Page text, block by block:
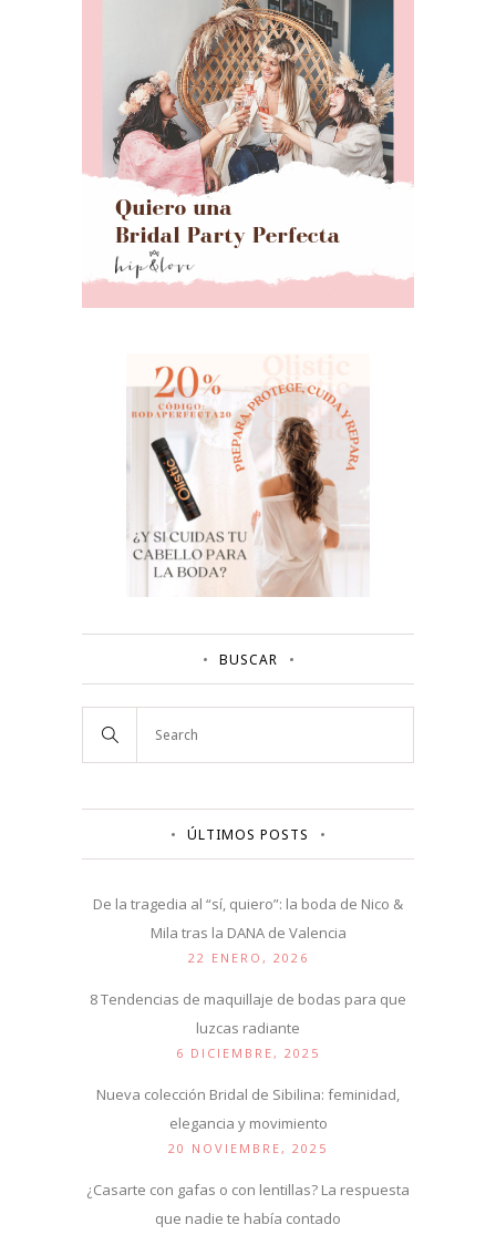
BUSCAR
ÚLTIMOS POSTS
De la tragedia al “sí, quiero”: la boda de Nico &
Mila tras la DANA de Valencia
22 ENERO, 2026
8 Tendencias de maquillaje de bodas para que
luzcas radiante
6 DICIEMBRE, 2025
Nueva colección Bridal de Sibilina: feminidad,
elegancia y movimiento
20 NOVIEMBRE, 2025
¿Casarte con gafas o con lentillas? La respuesta
que nadie te había contado